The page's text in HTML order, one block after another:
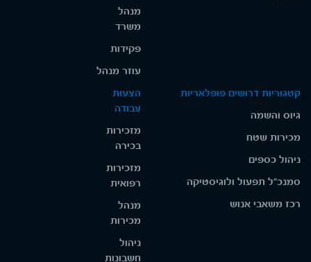
מנהל
משרד
פקידות
עוזר מנהל
קטגוריות דרושים פופלאריות
גיוס והשמה
מכירות שטח
ניהול כספים
סמנכ"ל תפעול ולוגיסטיקה
רכז משאבי אנוש
הצעות
עבודה
מזכירות
בכירה
מזכירות
רפואית
מנהל
מכירות
ניהול
חשבונות